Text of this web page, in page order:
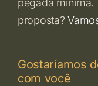
pegada mínima.
proposta?
Gostaríamos
com você